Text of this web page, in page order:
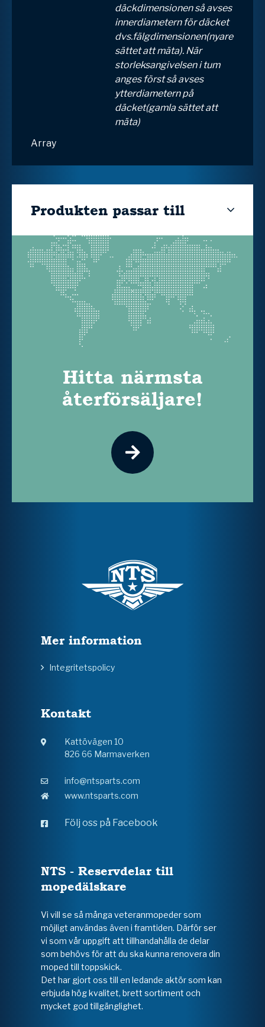
däckdimensionen så avses
innerdiametern för däcket
dvs.fälgdimensionen(nyare
sättet att mäta). När
storleksangivelsen i tum
anges först så avses
ytterdiametern på
däcket(gamla sättet att
mäta)
Array
Produkten passar till
Hitta närmsta
återförsäljare!
Mer information
Integritetspolicy
Kontakt
Kattövägen 10
826 66 Marmaverken
info@ntsparts.com
www.ntsparts.com
Följ oss på Facebook
NTS - Reservdelar till
mopedälskare
Vi vill se så många veteranmopeder som
möjligt användas även i framtiden. Därför ser
vi som vår uppgift att tillhandahålla de delar
som behövs för att du ska kunna renovera din
moped till toppskick.
Det har gjort oss till en ledande aktör som kan
erbjuda hög kvalitet, brett sortiment och
mycket god tillgänglighet.